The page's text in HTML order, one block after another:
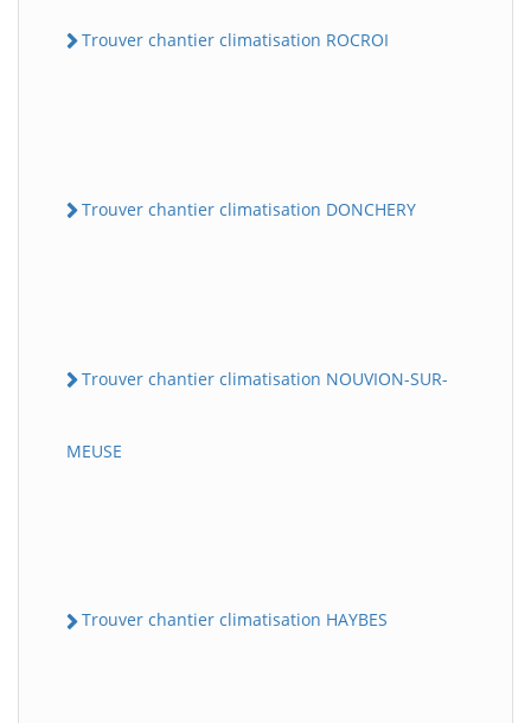
Trouver chantier climatisation ROCROI
Trouver chantier climatisation DONCHERY
Trouver chantier climatisation NOUVION-SUR-
MEUSE
Trouver chantier climatisation HAYBES